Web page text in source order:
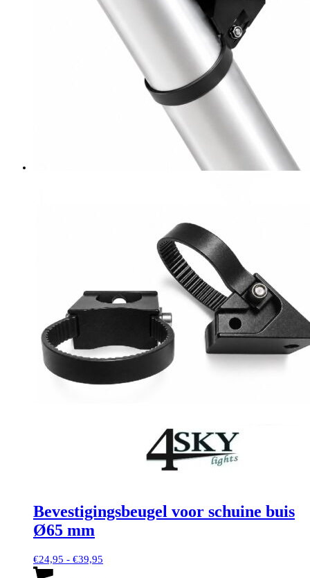
Bevestigingsbeugel voor schuine buis
Ø65 mm
€24,95 - €39,95